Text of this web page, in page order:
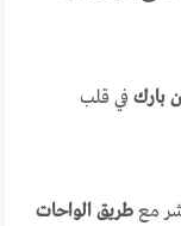
بارك في قلب
معطريق الواحات